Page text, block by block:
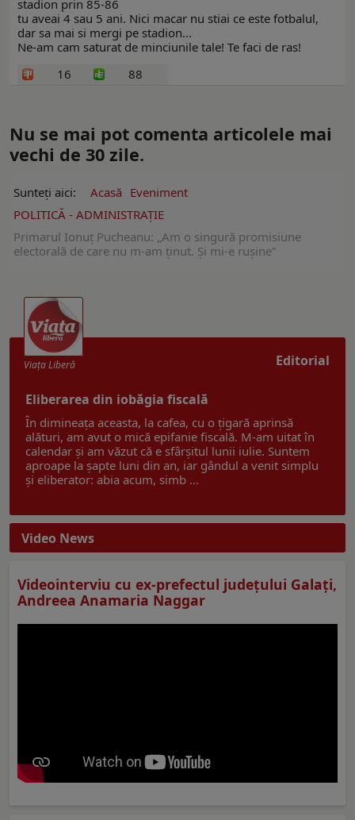
stadion prin 85-86
tu aveai 4 sau 5 ani. Nici macar nu stiai ce este fotbalul,
dar sa mai si mergi pe stadion...
Ne-am cam saturat de minciunile tale! Te faci de ras!
16
88
Nu se mai pot comenta articolele mai
vechi de 30 zile.
Sunteți aici: Acasă Eveniment
POLITICĂ - ADMINISTRAŢIE
Primarul Ionuţ Pucheanu: „Am o singură promisiune
electorală de care nu m-am ținut. Şi mi-e rușine”
Editorial
Viaţa Liberă
Eliberarea din iobăgia fiscală
În dimineața aceasta, la cafea, cu o țigară aprinsă
alături, am avut o mică epifanie fiscală. M-am uitat în
calendar și am văzut că e sfârșitul lunii iulie. Suntem
aproape la șapte luni din an, iar gândul a venit simplu
și eliberator: abia acum, simb ...
Video News
Videointerviu cu ex-prefectul judeţului Galaţi,
Andreea Anamaria Naggar